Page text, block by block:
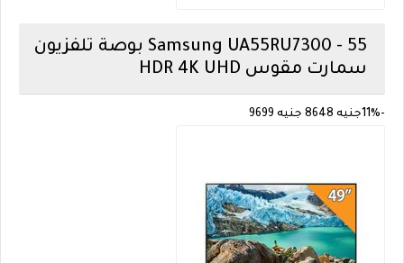
Samsung UA55RU7300 - 55 بوصة تلفزيون
سمارت مقوس HDR 4K UHD
-11% جنيه 8648 جنيه 9699